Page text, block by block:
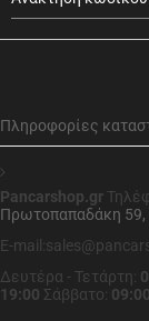
Πληροφορίες
Pancarshop.gr
Πρωτοπαπαδάκη 59,
E-
Δευτέρα - Τετάρτη:
19:00 Σάββατο: 09:00